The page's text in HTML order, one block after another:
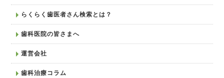
らくらく歯医者さん検索とは？
歯科医院の皆さまへ
運営会社
歯科治療コラム